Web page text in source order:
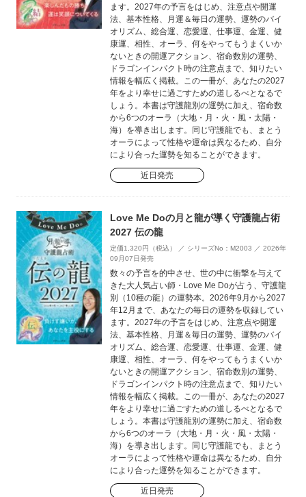
ます。2027年の予言をはじめ、注意点や開運
法、基本性格、月運＆毎日の運勢、運勢のバイ
オリズム、総合運、恋愛運、仕事運、金運、健
康運、相性、オーラ、何をやってもうまくいか
ないときの開運アクション、宿命数別の運勢、
ドラゴンインパクト時の注意点まで、知りたい
情報を幅広く掲載。この一冊が、あなたの2027
年をより幸せに過ごすための道しるべとなるで
しょう。本書は守護龍別の運勢に加え、宿命数
から6つのオーラ（大地・月・火・風・太陽・
海）を導き出します。同じ守護龍でも、まとう
オーラによって性格や運命は異なるため、自分
により合った運勢を知ることができます。
近日発売
Love Me Doの月と龍が導く守護龍占術
2027 伝の龍
定価1,320円（税込） ／ シリーズNo：M2003 ／ 2026年
09月07日発売
数々の予言を的中させ、世の中に衝撃を与えて
きた大人気占い師・Love Me Doが占う、守護龍
別（10種の龍）の運勢本。2026年9月から2027
年12月まで、あなたの毎日の運勢を収録してい
ます。2027年の予言をはじめ、注意点や開運
法、基本性格、月運＆毎日の運勢、運勢のバイ
オリズム、総合運、恋愛運、仕事運、金運、健
康運、相性、オーラ、何をやってもうまくいか
ないときの開運アクション、宿命数別の運勢、
ドラゴンインパクト時の注意点まで、知りたい
情報を幅広く掲載。この一冊が、あなたの2027
年をより幸せに過ごすための道しるべとなるで
しょう。本書は守護龍別の運勢に加え、宿命数
から6つのオーラ（大地・月・火・風・太陽・
海）を導き出します。同じ守護龍でも、まとう
オーラによって性格や運命は異なるため、自分
により合った運勢を知ることができます。
近日発売